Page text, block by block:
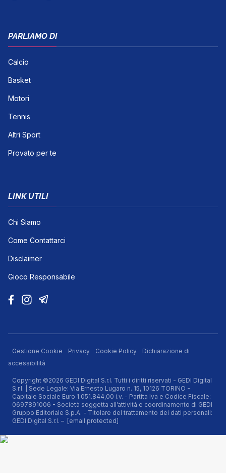
PARLIAMO DI
Calcio
Basket
Motori
Tennis
Altri Sport
Provato per te
LINK UTILI
Chi Siamo
Come Contattarci
Disclaimer
Gioco Responsabile
Gestione Cookie Privacy Cookie Policy
Dichiarazione di
accessibilità
Copyright ©2026 GEDI Digital S.r.l. Tutti i diritti riservati - GEDI Digital
S.r.l. | Sede Legale: Via Ernesto Lugaro n. 15, 10126 TORINO -
Capitale Sociale Euro 1.051.844,00 i.v. - Partita Iva e Codice Fiscale:
0697891006 - Società soggetta all’attività e coordinamento di GEDI
Gruppo Editoriale S.p.A. - Titolare del trattamento dei dati personali:
GEDI Digital S.r.l. – [email protected]